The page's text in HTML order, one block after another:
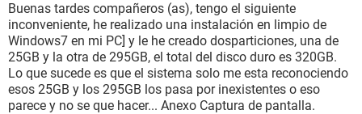
Buenas tardes compañeros (as), tengo el siguiente
inconveniente, he realizado una instalación en limpio de
Windows7 en mi PC] y le he creado dosparticiones, una de
25GB y la otra de 295GB, el total del disco duro es 320GB.
Lo que sucede es que el sistema solo me esta reconociendo
esos 25GB y los 295GB los pasa por inexistentes o eso
parece y no se que hacer... Anexo Captura de pantalla.